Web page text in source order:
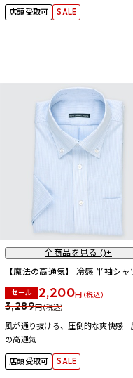
店頭受取可 SALE
全商品を見る ()+
【魔法の高通気】 冷感 半袖シャ
セール 2,200円 (税込)
3,289円 (税込)
風が通り抜ける、圧倒的な爽快感
の高通気
店頭受取可 SALE